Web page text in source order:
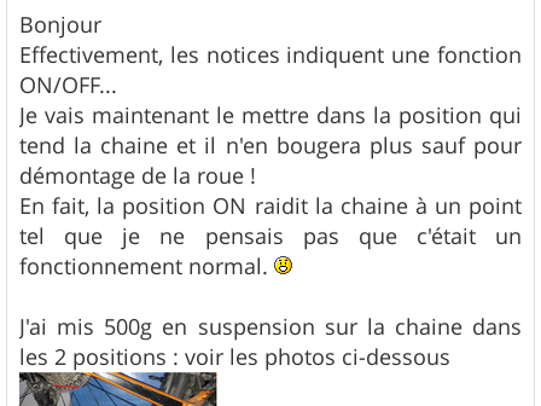
s
s
a
g
e
Bonjour
Effectivement, les notices indiquent une fonction
ON/OFF...
Je vais maintenant le mettre dans la position qui
tend la chaine et il n'en bougera plus sauf pour
démontage de la roue !
En fait, la position ON raidit la chaine à un point
tel que je ne pensais pas que c'était un
fonctionnement normal.
J'ai mis 500g en suspension sur la chaine dans
les 2 positions : voir les photos ci-dessous